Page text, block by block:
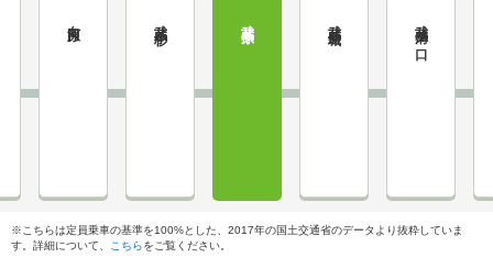
武蔵溝ノ口
※こちらは定員乗車の基準を100%とした、2017年の国土交通省のデータより抜粋していま
す。詳細について、
こちらをご覧ください。